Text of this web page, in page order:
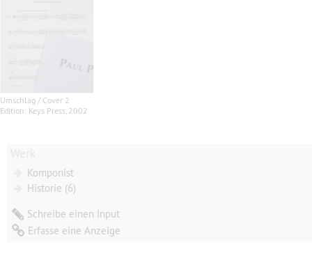
Umschlag / Cover 2
Edition: Keys Press, 2002
Komponist
Historie (6)
Schreibe einen Input
Erfasse eine Anzeige